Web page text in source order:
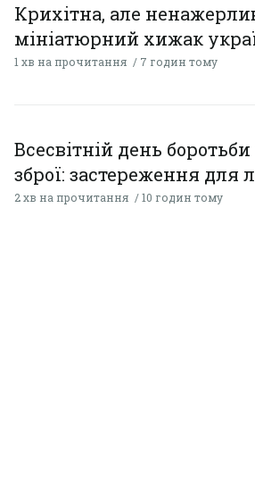
Крихітна, але
мініатюрний хижак
1 хв на прочитання 7 годин тому
Всесвітній день
зброї: застереження для
2 хв на прочитання 10 годин тому